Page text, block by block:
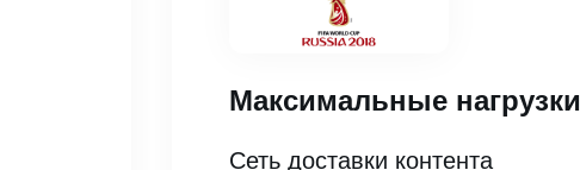
Максимальные нагрузки
Сеть доставки контента